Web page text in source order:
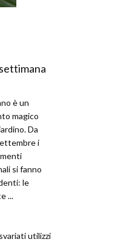
è un
magico
Da
i
si fanno
le
...
utilizzi